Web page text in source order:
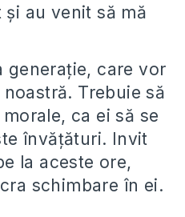
au venit să mă
generație, care vor
Trebuie să
ca ei să se
învățături. Invit
la aceste ore,
schimbare în ei.